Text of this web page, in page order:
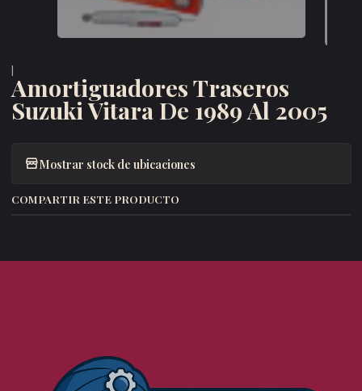
Amortiguadores Traseros
Suzuki Vitara De 1989 Al 2005
Mostrar stock de ubicaciones
COMPARTIR ESTE PRODUCTO